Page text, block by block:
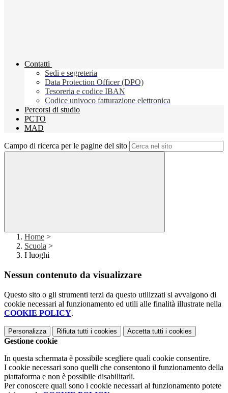
Contatti
Sedi e segreteria
Data Protection Officer (DPO)
Tesoreria e codice IBAN
Codice univoco fatturazione elettronica
Percorsi di studio
PCTO
MAD
Campo di ricerca per le pagine del sito
Home >
Scuola >
I luoghi
Nessun contenuto da visualizzare
Questo sito o gli strumenti terzi da questo utilizzati si avvalgono di
cookie necessari al funzionamento ed utili alle finalità illustrate nella
COOKIE POLICY.
Personalizza Rifiuta tutti i cookies Accetta tutti i cookies
Gestione cookie
In questa schermata è possibile scegliere quali cookie consentire.
I cookie necessari sono quelli che consentono il funzionamento della
piattaforma e non è possibile disabilitarli.
Per conoscere quali sono i cookie necessari al funzionamento potete